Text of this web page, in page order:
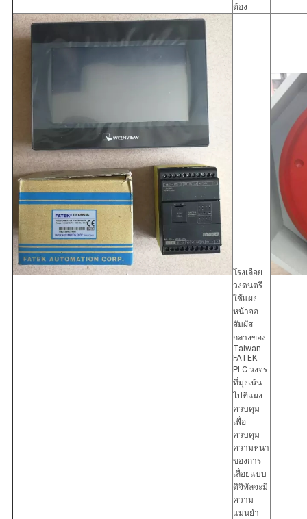
ต้อง
โรงเลื่อย
วงดนตรี
ใช้แผง
หน้าจอ
สัมผัส
กลางของ
Taiwan
FATEK
PLC วงจร
ที่มุ่งเน้น
ไปที่แผง
ควบคุม
เพื่อ
ควบคุม
ความหนา
ของการ
เลื่อยแบบ
ดิจิทัลจะมี
ความ
แม่นยำ